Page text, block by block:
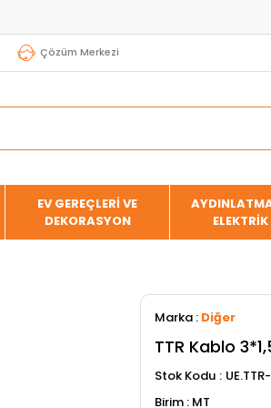
Çözüm Merkezi
EV GEREÇLERİ VE
DEKORASYON
ELEKTRİK
Marka : Diğer
TTR Kablo
Stok Kodu
MT